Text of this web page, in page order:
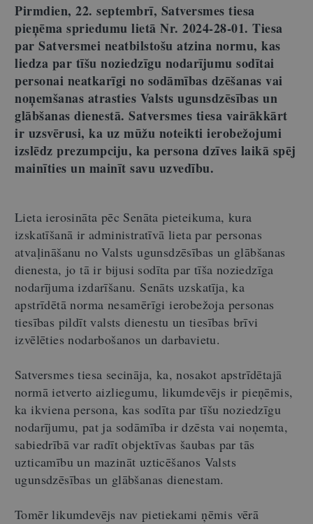
Pirmdien, 22. septembrī, Satversmes tiesa
pieņēma spriedumu lietā Nr. 2024-28-01. Tiesa
par Satversmei neatbilstošu atzina normu, kas
liedza par tīšu noziedzīgu nodarījumu sodītai
personai neatkarīgi no sodāmības dzēšanas vai
noņemšanas atrasties Valsts ugunsdzēsības un
glābšanas dienestā. Satversmes tiesa vairākkārt
ir uzsvērusi, ka uz mūžu noteikti ierobežojumi
izslēdz prezumpciju, ka persona dzīves laikā spēj
mainīties un mainīt savu uzvedību.
Lieta ierosināta pēc Senāta pieteikuma, kura
izskatīšanā ir administratīvā lieta par personas
atvaļināšanu no Valsts ugunsdzēsības un glābšanas
dienesta, jo tā ir bijusi sodīta par tīša noziedzīga
nodarījuma izdarīšanu. Senāts uzskatīja, ka
apstrīdētā norma nesamērīgi ierobežoja personas
tiesības pildīt valsts dienestu un tiesības brīvi
izvēlēties nodarbošanos un darbavietu.
Satversmes tiesa secināja, ka, nosakot apstrīdētajā
normā ietverto aizliegumu, likumdevējs ir pieņēmis,
ka ikviena persona, kas sodīta par tīšu noziedzīgu
nodarījumu, pat ja sodāmība ir dzēsta vai noņemta,
sabiedrībā var radīt objektīvas šaubas par tās
uzticamību un mazināt uzticēšanos Valsts
ugunsdzēsības un glābšanas dienestam.
Tomēr likumdevējs nav pietiekami ņēmis vērā